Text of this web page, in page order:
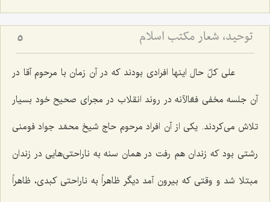
توحید، شعار مكتب اسلام 5
علی كلّ حال اینها افرادی بودند كه در آن زمان با مرحوم آقا در
آن جلسه مخفی فعّالآنه در روند انقلاب در مجرای صحیح خود بسیار
تلاش می‌كردند. یكی از آن افراد مرحوم حاج شیخ محمّد جواد فومنی
رشتی بود كه زندان هم رفت در همان سنه به ناراحتی‌هایی در زندان
مبتلا شد و وقتی كه بیرون آمد دیگر ظاهراً به ناراحتی كبدی، ظاهراً